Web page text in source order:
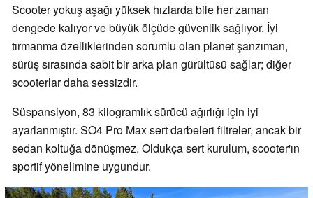
Scooter yokuş aşağı yüksek hızlarda bile her zaman
dengede kalıyor ve büyük ölçüde güvenlik sağlıyor. İyi
tırmanma özelliklerinden sorumlu olan planet şanzıman,
sürüş sırasında sabit bir arka plan gürültüsü sağlar; diğer
scooterlar daha sessizdir.
Süspansiyon, 83 kilogramlık sürücü ağırlığı için iyi
ayarlanmıştır. SO4 Pro Max sert darbeleri filtreler, ancak bir
sedan koltuğa dönüşmez. Oldukça sert kurulum, scooter'ın
sportif yönelimine uygundur.